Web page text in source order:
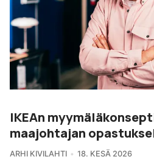
IKEAn
maajohtajan
ARHI KIVILAHTI 18. KESÄ 2026